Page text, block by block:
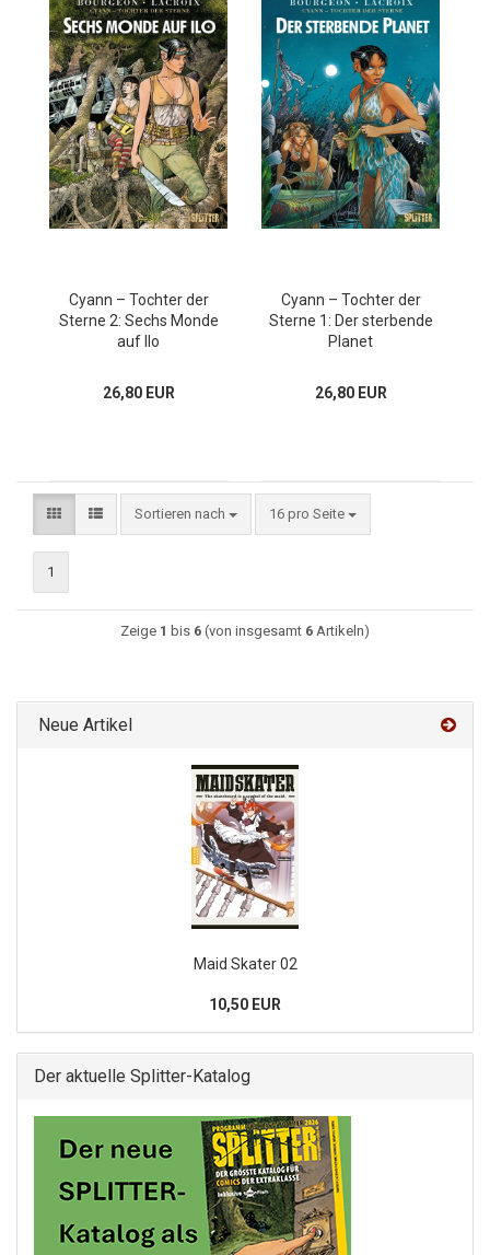
Cyann – Tochter der
Sterne 2: Sechs Monde
auf Ilo
26,80 EUR
Cyann – Tochter der
Sterne 1: Der sterbende
Planet
26,80 EUR
Sortieren nach 16 pro Seite
1
Zeige 1 bis 6 (von insgesamt 6 Artikeln)
Neue Artikel
Maid Skater 02
10,50 EUR
Der aktuelle Splitter-Katalog